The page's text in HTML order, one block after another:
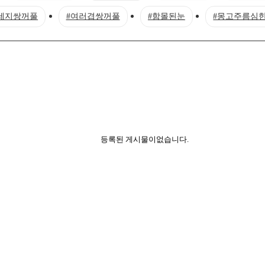
지쌍꺼풀 #여러겹쌍꺼풀 #함몰된눈 #몽고주름심
등록된 게시물이없습니다.